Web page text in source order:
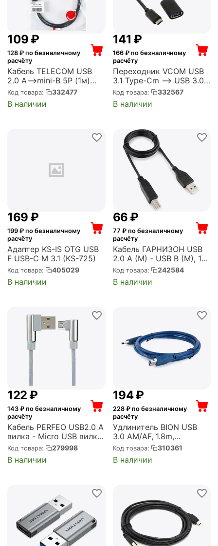
‍109‍ ₽
128 ₽ по безналичному
расчёту
Кабель TELECOM USB
2.0 A-->mini-B 5P (1м)
черный (TC6911BK-1.0M)
Код товара: 332477
В наличии
‍141‍ ₽
166₽ по безналичному
расчёту
Переходник VCOM USB
3.1 Type-Cm --> USB 3.0
Af , OTG 1,5A , 5,0Gbps ,
0,2m (CU409)
Код товара: 332567
В наличии
‍169‍ ₽
199 ₽ по безналичному
расчёту
Адаптер KS-IS OTG USB
F USB-С M 3.1 (KS-725)
Код товара: 405029
В наличии
‍66‍ ₽
77 ₽ по безналичному
расчёту
Кабель ГАРНИЗОН USB
2.0 A (M) - USB B (M), 1м
(GCC-USB2-AMBM-1M)
Код товара: 242584
В наличии
‍122‍ ₽
143 ₽ по безналичному
расчёту
Кабель PERFEO USB2.0 A
вилка - Micro USB вилка,
угловой, серый, длина 1
м., бокс (U4805)
Код товара: 279998
В наличии
‍194‍₽
228₽ по безналичному
расчёту
Удлинитель BION USB
3.0 AM/AF, 1.8m,
позолоченные контакты
(BXP-CCP-USB3-AMAF-6)
Код товара: 310361
В наличии